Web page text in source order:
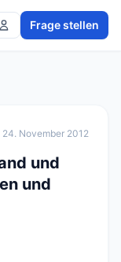
Frage stellen
24. November 2012
und
und